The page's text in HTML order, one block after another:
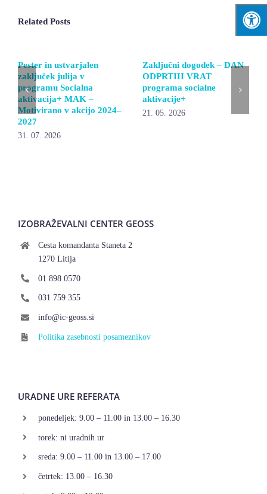
Related Posts
Pester in ustvarjalen
zaključek julija v
programu Socialna
aktivacija+ MAK –
Motivirano v akcijo 2024–
2027
31. 07. 2026
Zaključni dogodek – DAN
ODPRTIH VRAT
programa socialne
aktivacije+
21. 05. 2026
IZOBRAŽEVALNI CENTER GEOSS
Cesta komandanta Staneta 2
1270 Litija
01 898 0570
031 759 355
info@ic-geoss.si
Politika zasebnosti posameznikov
URADNE URE REFERATA
ponedeljek: 9.00 – 11.00 in 13.00 – 16.30
torek: ni uradnih ur
sreda: 9.00 – 11.00 in 13.00 – 17.00
četrtek: 13.00 – 16.30